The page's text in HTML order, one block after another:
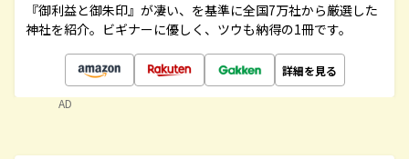
『御利益と御朱印』が凄い、を基準に全国7万社から厳選した
神社を紹介。ビギナーに優しく、ツウも納得の1冊です。
詳細を見る
AD